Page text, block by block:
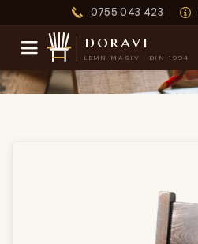
0755 043 423
doravi
LEMN MASIV · DIN 1994